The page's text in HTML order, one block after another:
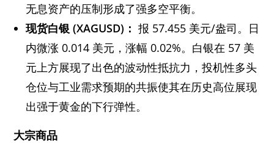
无息资产的压制形成了强多空平衡。
现货白银 (XAGUSD) ： 报 57.455 美元/盎司。日
内微涨 0.014 美元，涨幅 0.02%。白银在 57 美
元上方展现了出色的波动性抵抗力，投机性多头
仓位与工业需求预期的共振使其在历史高位展现
出强于黄金的下行弹性。
大宗商品